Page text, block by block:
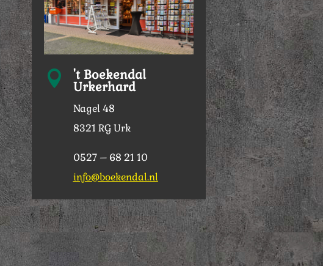
 't Boekendal
Urkerhard
Nagel 48
8321 RG Urk
0527 – 68 21 10
info@boekendal.nl